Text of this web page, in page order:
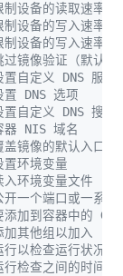
设备的读取速率
设备的写入速率
设备的写入速率
镜像验证（默认
自定义 DNS 服务
DNS 选项
自定义 DNS 搜索
器 NIS 域名
镜像的默认入口点
环境变量
环境变量文件
一个端口或一系列
加到容器中的
其他组以加入
以检查运行状况的
行检查之间的时